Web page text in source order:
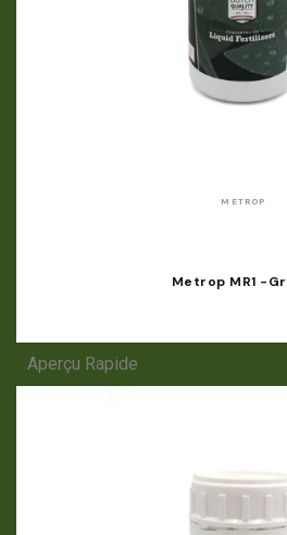
METROP
Metrop MR1 -
Aperçu Rapide